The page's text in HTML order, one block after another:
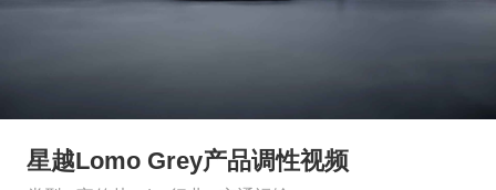
星越Lomo Grey产品调性视频